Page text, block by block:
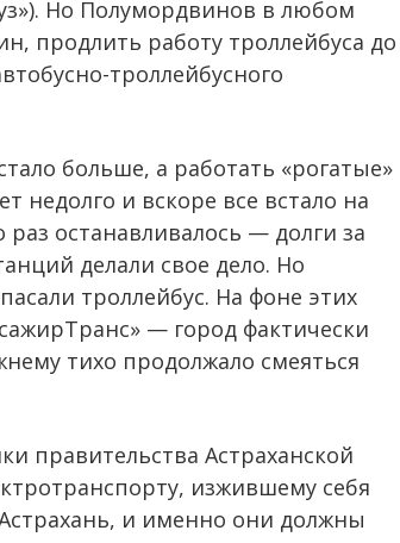
Но Полумордвинов в любом
продлить работу троллейбуса до
троллейбусного
больше, а работать «рогатые»
недолго и вскоре все встало на
останавливалось — долги за
делали свое дело. Но
троллейбус. На фоне этих
— город фактически
тихо продолжало смеяться
правительства Астраханской
изжившему себя
и именно они должны